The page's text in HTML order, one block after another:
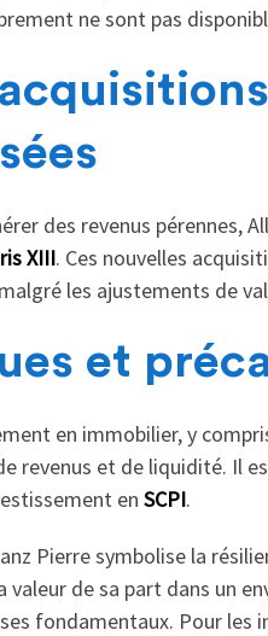
ne sont pas
des revenus pérennes,
XIII. Ces nouvelles
les ajustements de
et
en immobilier, y
revenus et de liquidité. Il
en SCPI.
Pierre symbolise la
valeur de sa part dans un
fondamentaux. Pour les